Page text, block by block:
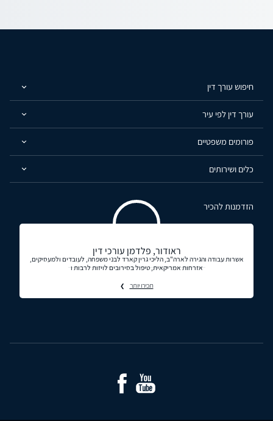
חיפוש עורך דין
עורך דין לפי עיר
פורומים משפטיים
כלים ושירותים
הזדמנות להכיר
ראודור, פלדמן עורכי דין
אשרות עבודה והגירה לארה"ב, הליכי גרין קארד לבני משפחה, לעובדים ולמעסיקים,
אזרחות אמריקאית, טיפול בסירובים לויזות לרבות ו
תכירו יותר